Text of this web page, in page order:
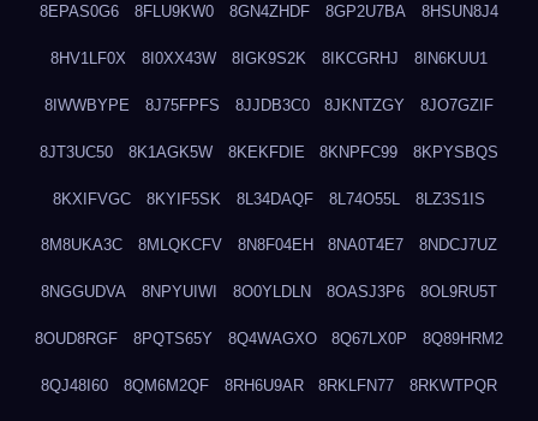
8EPAS0G6 8FLU9KW0 8GN4ZHDF 8GP2U7BA 8HSUN8J4
8HV1LF0X 8I0XX43W 8IGK9S2K 8IKCGRHJ 8IN6KUU1
8IWWBYPE 8J75FPFS 8JJDB3C0 8JKNTZGY 8JO7GZIF
8JT3UC50 8K1AGK5W 8KEKFDIE 8KNPFC99 8KPYSBQS
8KXIFVGC 8KYIF5SK 8L34DAQF 8L74O55L 8LZ3S1IS
8M8UKA3C 8MLQKCFV 8N8F04EH 8NA0T4E7 8NDCJ7UZ
8NGGUDVA 8NPYUIWI 8O0YLDLN 8OASJ3P6 8OL9RU5T
8OUD8RGF 8PQTS65Y 8Q4WAGXO 8Q67LX0P 8Q89HRM2
8QJ48I60 8QM6M2QF 8RH6U9AR 8RKLFN77 8RKWTPQR